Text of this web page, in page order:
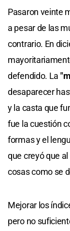
Pasaron veinte
a pesar de las
contrario. En
defendido. La
desaparecer
y la casta que
fue la cuestión
formas y el
que creyó que
cosas como se
Mejorar los
pero no